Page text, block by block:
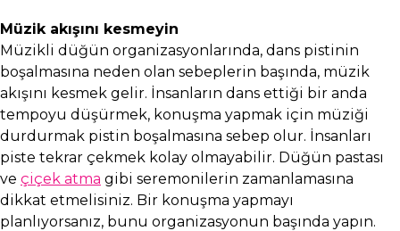
Müzik akışını kesmeyin
Müzikli düğün organizasyonlarında, dans pistinin
boşalmasına neden olan sebeplerin başında, müzik
akışını kesmek gelir. İnsanların dans ettiği bir anda
tempoyu düşürmek, konuşma yapmak için müziği
durdurmak pistin boşalmasına sebep olur. İnsanları
piste tekrar çekmek kolay olmayabilir. Düğün pastası
ve çiçek atma gibi seremonilerin zamanlamasına
dikkat etmelisiniz. Bir konuşma yapmayı
planlıyorsanız, bunu organizasyonun başında yapın.